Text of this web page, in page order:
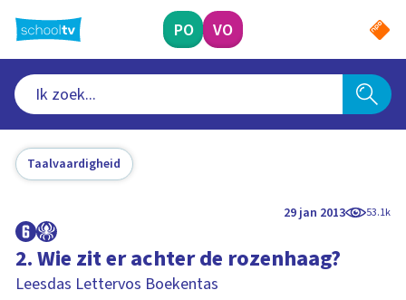
naar
hoofdinhoud
PO VO
Taalvaardigheid
29 jan 2013 53.1k
2. Wie zit er achter de rozenhaag?
Leesdas Lettervos Boekentas